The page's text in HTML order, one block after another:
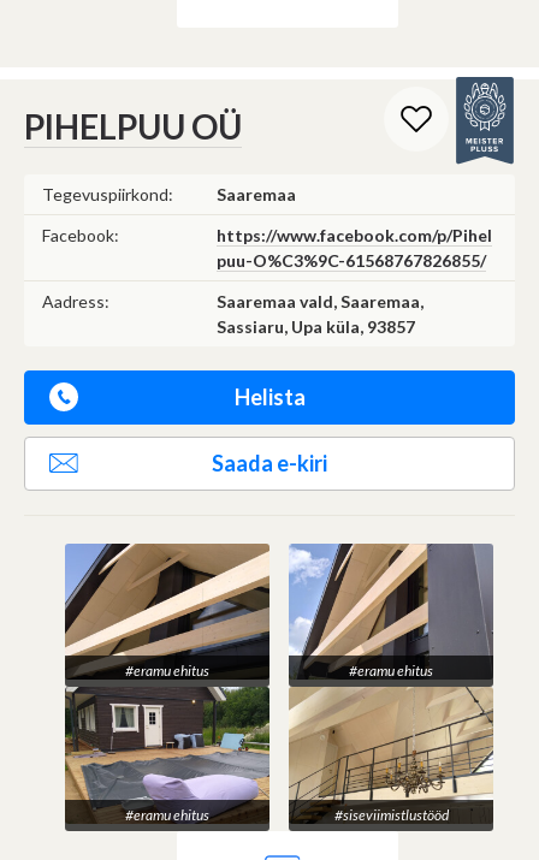
PIHELPUU OÜ
Tegevuspiirkond:
Saaremaa
Facebook:
https://www.facebook.com/p/Pihel
puu-O%C3%9C-61568767826855/
Aadress:
Saaremaa vald, Saaremaa,
Sassiaru, Upa küla, 93857
Helista
Saada e-kiri
#eramu ehitus #eramu ehitus
#eramu ehitus #siseviimistlustööd